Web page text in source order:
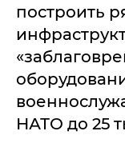
построить
НАТО до 25